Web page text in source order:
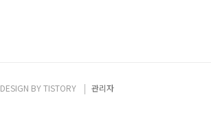
DESIGN BYTISTORY 관리자